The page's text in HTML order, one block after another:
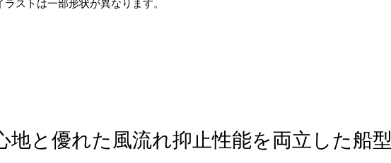
ストは一部形状が異なります。
地と優れた風流れ抑止性能を両立した船型